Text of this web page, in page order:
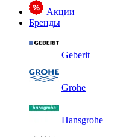
Акции
Бренды
Geberit
Grohe
Hansgrohe